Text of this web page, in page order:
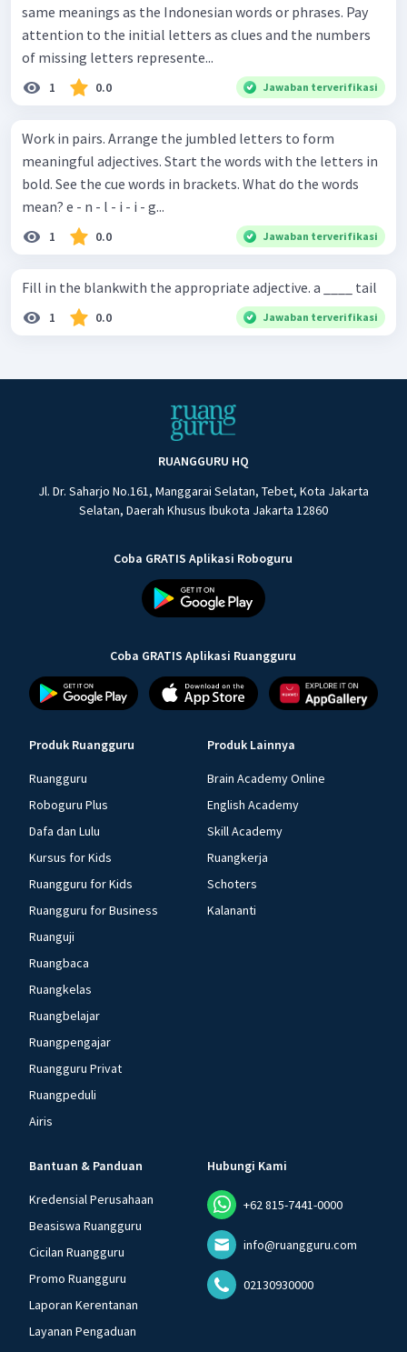
same meanings as the Indonesian words or phrases. Pay
attention to the initial letters as clues and the numbers
of missing letters represente...
1 0.0 Jawaban terverifikasi
Work in pairs. Arrange the jumbled letters to form
meaningful adjectives. Start the words with the letters in
bold. See the cue words in brackets. What do the words
mean? e - n - l - i - i - g...
1 0.0 Jawaban terverifikasi
Fill in the blankwith the appropriate adjective. a ____ tail
1 0.0 Jawaban terverifikasi
RUANGGURU HQ
Jl. Dr. Saharjo No.161, Manggarai Selatan, Tebet, Kota Jakarta
Selatan, Daerah Khusus Ibukota Jakarta 12860
Coba GRATIS Aplikasi Roboguru
Coba GRATIS Aplikasi Ruangguru
Produk Ruangguru
Ruangguru
Roboguru Plus
Dafa dan Lulu
Kursus for Kids
Ruangguru for Kids
Ruangguru for Business
Ruanguji
Ruangbaca
Ruangkelas
Ruangbelajar
Ruangpengajar
Ruangguru Privat
Ruangpeduli
Airis
Produk Lainnya
Brain Academy Online
English Academy
Skill Academy
Ruangkerja
Schoters
Kalananti
Bantuan & Panduan
Kredensial Perusahaan
Beasiswa Ruangguru
Cicilan Ruangguru
Promo Ruangguru
Laporan Kerentanan
Layanan Pengaduan
Hubungi Kami
+62 815-7441-0000
info@ruangguru.com
02130930000